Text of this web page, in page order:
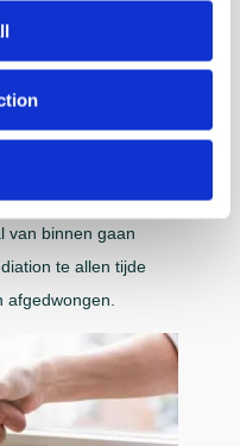
feit dat de kans klein
nog nieuwe
Vaak
worden gevoelens
via de mediation
voorkomt dat
van binnen gaan
te allen tijde
afgedwongen.